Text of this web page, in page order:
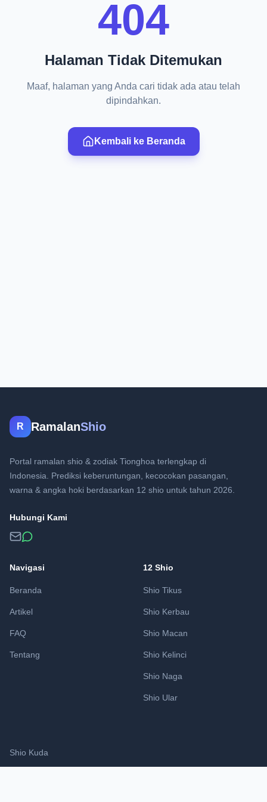
404
Halaman Tidak Ditemukan
Maaf, halaman yang Anda cari tidak ada atau telah
dipindahkan.
Kembali ke Beranda
R RamalanShio
Portal ramalan shio & zodiak Tionghoa terlengkap di
Indonesia. Prediksi keberuntungan, kecocokan pasangan,
warna & angka hoki berdasarkan 12 shio untuk tahun 2026.
Hubungi Kami
Navigasi
Beranda
Artikel
FAQ
Tentang
12 Shio
Shio Tikus
Shio Kerbau
Shio Macan
Shio Kelinci
Shio Naga
Shio Ular
Shio Kuda